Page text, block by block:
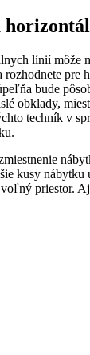
línií môže
pre
bude
obklady,
techník v
kusy nábytku
priestor.